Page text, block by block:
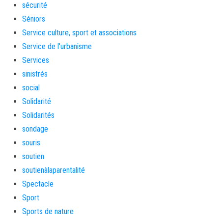
sécurité
Séniors
Service culture, sport et associations
Service de l'urbanisme
Services
sinistrés
social
Solidarité
Solidarités
sondage
souris
soutien
soutienàlaparentalité
Spectacle
Sport
Sports de nature